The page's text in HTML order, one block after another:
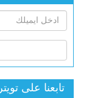
تابعنا على تويتر